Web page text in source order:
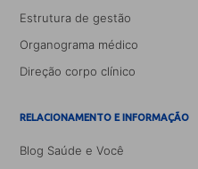
Estrutura de gestão
Organograma médico
Direção corpo clínico
RELACIONAMENTO E INFORMAÇÃO
Blog Saúde e Você